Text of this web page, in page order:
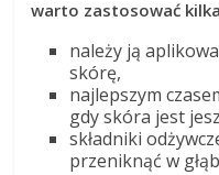
warto zastosować
należy ją
skórę,
najlepszym
gdy skóra jest
składniki
przeniknąć w